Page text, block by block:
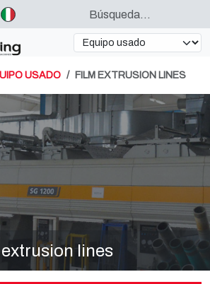
USADO FILM EXTRUSION LINES
lines